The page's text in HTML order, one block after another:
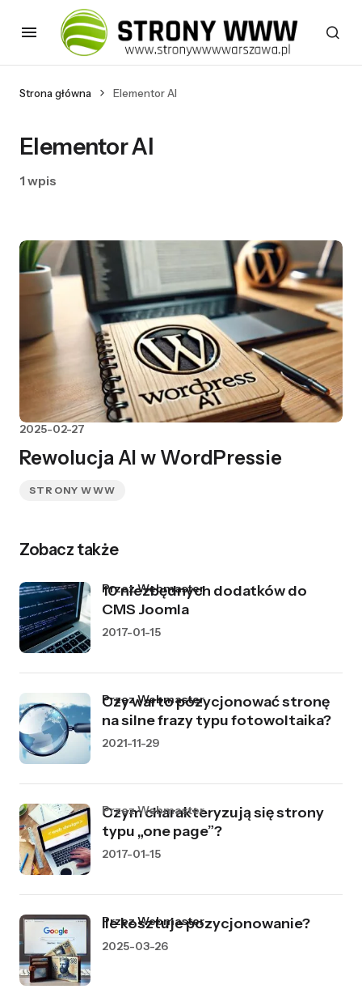
Strona główna Elementor AI
Elementor AI
1 wpis
2025-02-27
Rewolucja AI w WordPressie
STRONY WWW
Zobacz także
10 niezbędnych dodatków do
CMS Joomla
przez Webmaster
2017-01-15
Czy warto pozycjonować stronę
na silne frazy typu fotowoltaika?
przez Webmaster
2021-11-29
Czym charakteryzują się strony
typu „one page”?
przez Webmaster
2017-01-15
Ile kosztuje pozycjonowanie?
przez Webmaster
2025-03-26